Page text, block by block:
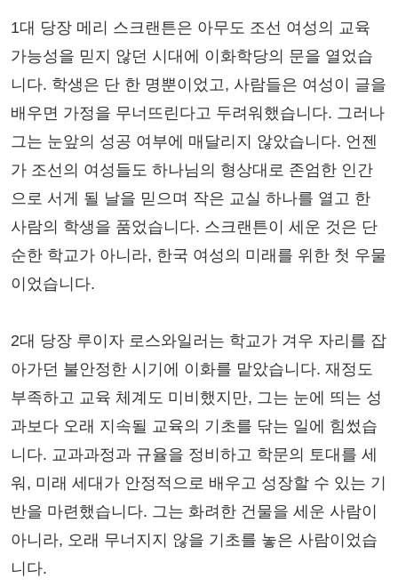
1대 당장 메리 스크랜튼은 아무도 조선 여성의 교육
가능성을 믿지 않던 시대에 이화학당의 문을 열었습
니다. 학생은 단 한 명뿐이었고, 사람들은 여성이 글을
배우면 가정을 무너뜨린다고 두려워했습니다. 그러나
그는 눈앞의 성공 여부에 매달리지 않았습니다. 언젠
가 조선의 여성들도 하나님의 형상대로 존엄한 인간
으로 서게 될 날을 믿으며 작은 교실 하나를 열고 한
사람의 학생을 품었습니다. 스크랜튼이 세운 것은 단
순한 학교가 아니라, 한국 여성의 미래를 위한 첫 우물
이었습니다.
2대 당장 루이자 로스와일러는 학교가 겨우 자리를 잡
아가던 불안정한 시기에 이화를 맡았습니다. 재정도
부족하고 교육 체계도 미비했지만, 그는 눈에 띄는 성
과보다 오래 지속될 교육의 기초를 닦는 일에 힘썼습
니다. 교과과정과 규율을 정비하고 학문의 토대를 세
워, 미래 세대가 안정적으로 배우고 성장할 수 있는 기
반을 마련했습니다. 그는 화려한 건물을 세운 사람이
아니라, 오래 무너지지 않을 기초를 놓은 사람이었습
니다.